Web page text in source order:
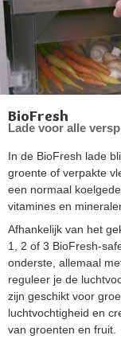
BioFresh
Lade voor alle
In de BioFresh lade
groente of verpakte
een normaal
vitamines en
Afhankelijk van het
1, 2 of 3 BioFresh-
onderste, allemaal
reguleer je de
zijn geschikt voor
luchtvochtigheid en
van groenten en fruit.